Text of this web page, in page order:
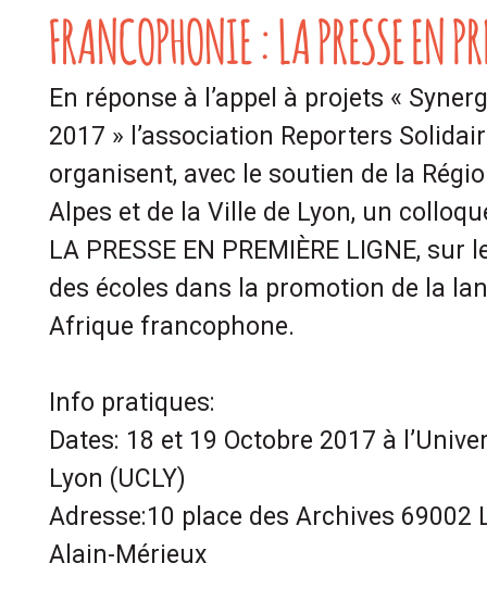
FRANCOPHONIE : LA PRESSE EN
En réponse à l’appel à projets «
2017 » l’association Reporters
organisent, avec le soutien de la
Alpes et de la Ville de Lyon, un
LA PRESSE EN PREMIÈRE LIGNE,
des écoles dans la promotion de la
Afrique francophone.
Info pratiques:
Dates: 18 et 19 Octobre 2017 à
Lyon (UCLY)
Adresse:10 place des Archives 69002
Alain-Mérieux